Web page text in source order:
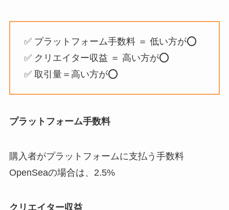
✅ プラットフォーム手数料 ＝ 低い方が⭕️
✅ クリエイター収益 ＝ 高い方が⭕️
✅ 取引量＝高い方が⭕️
プラットフォーム手数料
購入者がプラットフォームに支払う手数料
OpenSeaの場合は、2.5%
クリエイター収益